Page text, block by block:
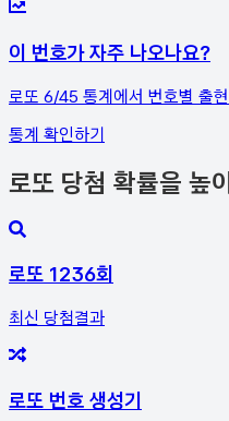
이 번호가 자주 나오나요?
로또 6/45 통계에서 번호별 출
통계 확인하기
로또 당첨 확률을 높
로또 1236회
최신 당첨결과
로또 번호 생성기